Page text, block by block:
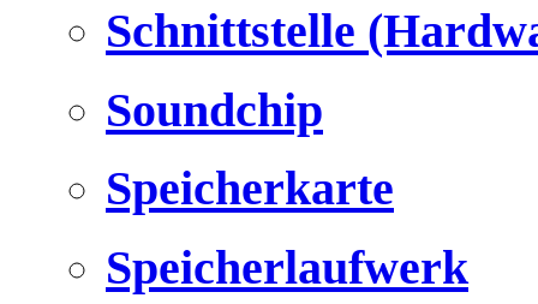
Schnittstelle
Soundchip
Speicherkarte
Speicherlaufwerk